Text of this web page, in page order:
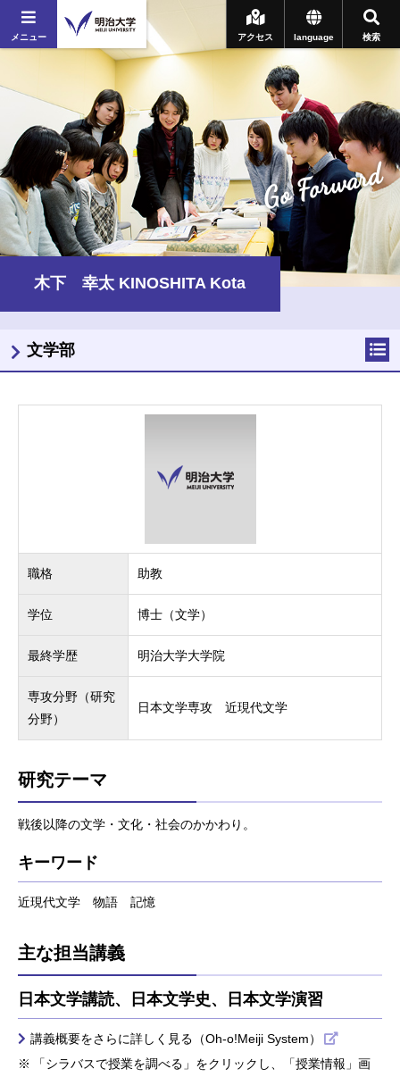
メニュー 検索
language
アクセス
Go Forward
木下 幸太 KINOSHITA Kota
職格 助教
学位 博士（文学）
最終学歴 明治大学大学院
専攻分野（研究
分野）
日本文学専攻 近現代文学
研究テーマ
戦後以降の文学・文化・社会のかかわり。
キーワード
近現代文学 物語 記憶
主な担当講義
日本文学講読、日本文学史、日本文学演習
講義概要をさらに詳しく見る（Oh-o!Meiji System）
「シラバスで授業を調べる」をクリックし、「授業情報」画
文学部